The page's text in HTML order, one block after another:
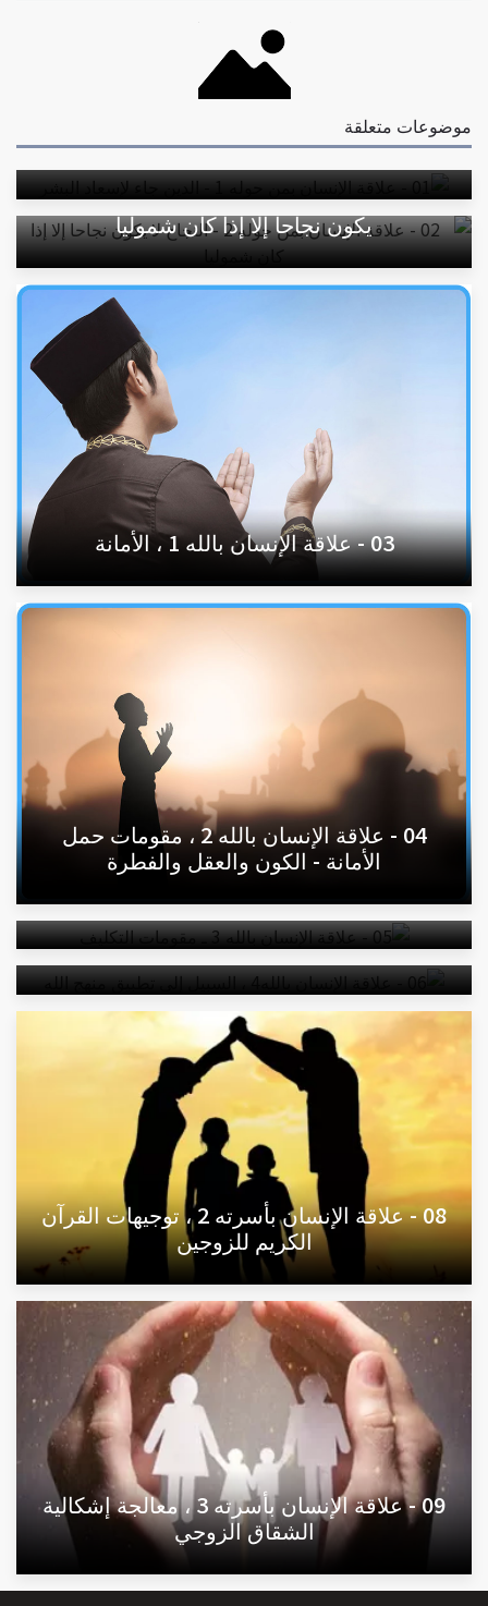
موضوعات متعلقة
لإسعاد البشر
02 - علاقة الإنسان بمن حوله 2 - النجاح لا
يكون نجاحا إلا إذا كان شموليا
03 - علاقة الإنسان بالله 1 ، الأمانة
04 - علاقة الإنسان بالله 2 ، مقومات حمل
الأمانة - الكون والعقل والفطرة
05 - علاقة الإنسان بالله 3 ـ مقومات التكليف
06 - علاقة الإنسان بالله4 ، السبيل إلى تطبيق
منهج الله
08 - علاقة الإنسان بأسرته 2 ، توجيهات القرآن
الكريم للزوجين
09 - علاقة الإنسان بأسرته 3 ، معالجة إشكالية
الشقاق الزوجي